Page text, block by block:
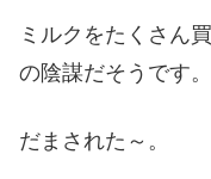
ミルクをたくさん
の陰謀だそうです。
だまされた～。